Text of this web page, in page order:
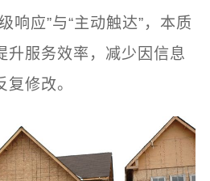
响应”与“主动触达”，本质
升服务效率，减少因信息
修改。